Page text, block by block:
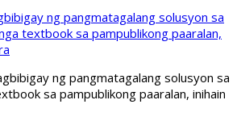
ng pangmatagalang solusyon sa
textbook sa pampublikong paaralan,
ng pangmatagalang solusyon sa
sa pampublikong paaralan, inihain